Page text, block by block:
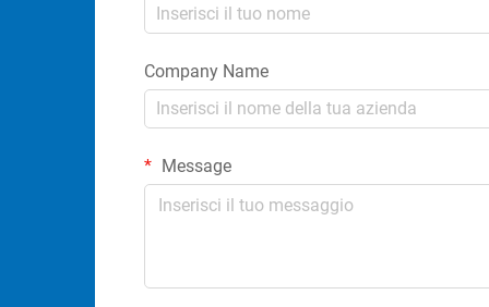
Company Name
Message